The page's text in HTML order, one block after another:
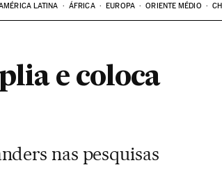
LATINA ÁFRICA EUROPA ORIENTE MÉDIO
e coloca
nas pesquisas